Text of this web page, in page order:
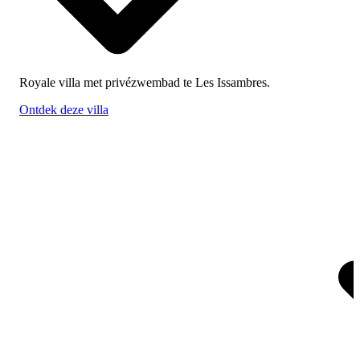
Royale villa met privézwembad te Les Issambres.
Ontdek deze villa